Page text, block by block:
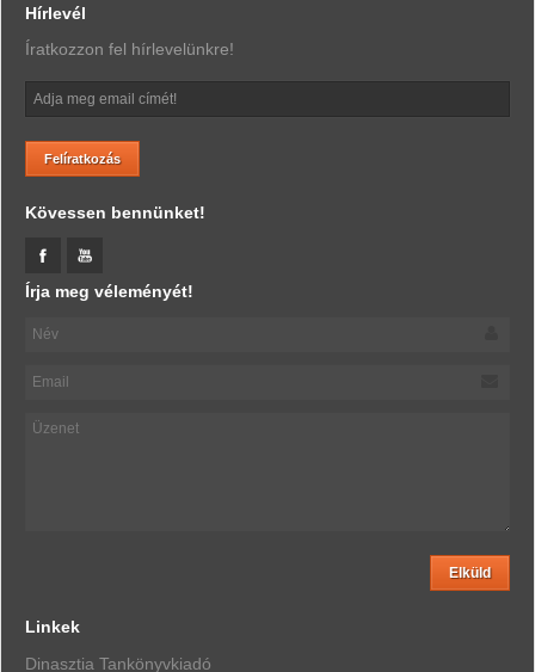
Hírlevél
Íratkozzon fel hírlevelünkre!
Kövessen bennünket!
Írja meg véleményét!
Linkek
Dinasztia Tankönyvkiadó